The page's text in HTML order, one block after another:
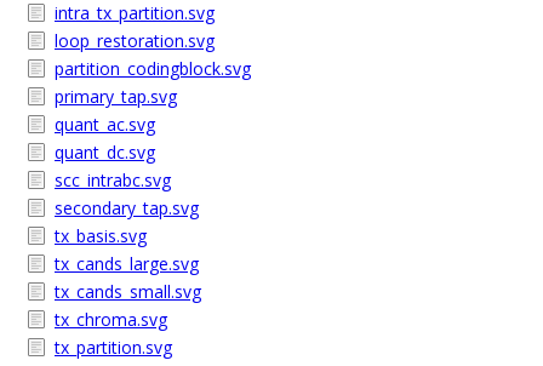
intra_tx_partition.svg
loop_restoration.svg
partition_codingblock.svg
primary_tap.svg
quant_ac.svg
quant_dc.svg
scc_intrabc.svg
secondary_tap.svg
tx_basis.svg
tx_cands_large.svg
tx_cands_small.svg
tx_chroma.svg
tx_partition.svg